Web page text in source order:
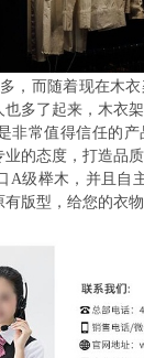
，而随着现在木衣
也多了起来，木衣
非常值得信任的产
的态度，打造品
A级榉木，并且自
版型，给您的衣